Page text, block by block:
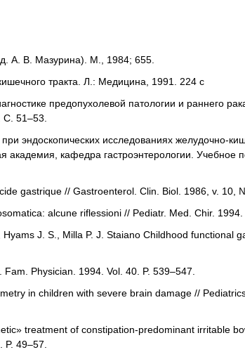
А. В. Мазурина). М., 1984; 655.
тракта. Л.: Медицина, 1991. 224 с
предопухолевой патологии и раннего
51–53.
эндоскопических исследованиях желудочно-
академия, кафедра гастроэнтерологии. Учебное
gastrique // Gastroenterol. Clin. Biol. 1986, v. 10,
alcune riflessioni // Pediatr. Med. Chir.
J. S., Milla P. J. Staiano Childhood functional
Physician. 1994. Vol. 40. P. 539–547.
in children with severe brain damage //
treatment of constipation-predominant irritable
49–57.